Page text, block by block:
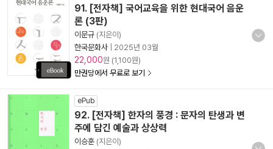
91. [전자책] 국어교육을 위한 현대국어 음운
론 (3판)
이문규 (지은이)
한국문화사
2025년 03월
22,000원 (1,100원)
만권당에서 무료로 보기
ePub
92. [전자책] 한자의 풍경 : 문자의 탄생과 변
주에 담긴 예술과 상상력
이승훈 (지은이)